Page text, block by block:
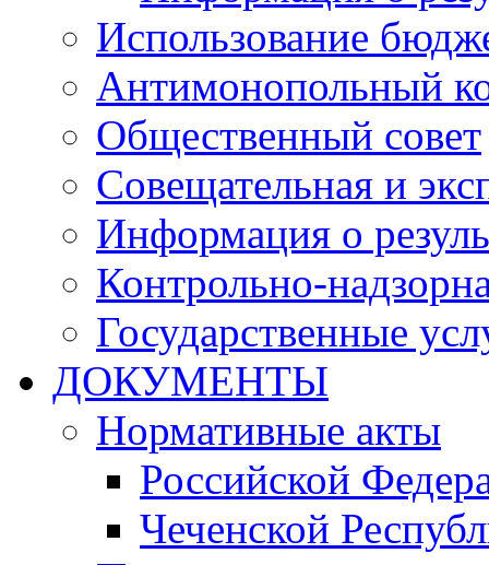
Использование
Антимонопольный
Общественный совет
Совещательная и
Информация о
Контрольно-
Государственные
ДОКУМЕНТЫ
Нормативные акты
Российской
Чеченской